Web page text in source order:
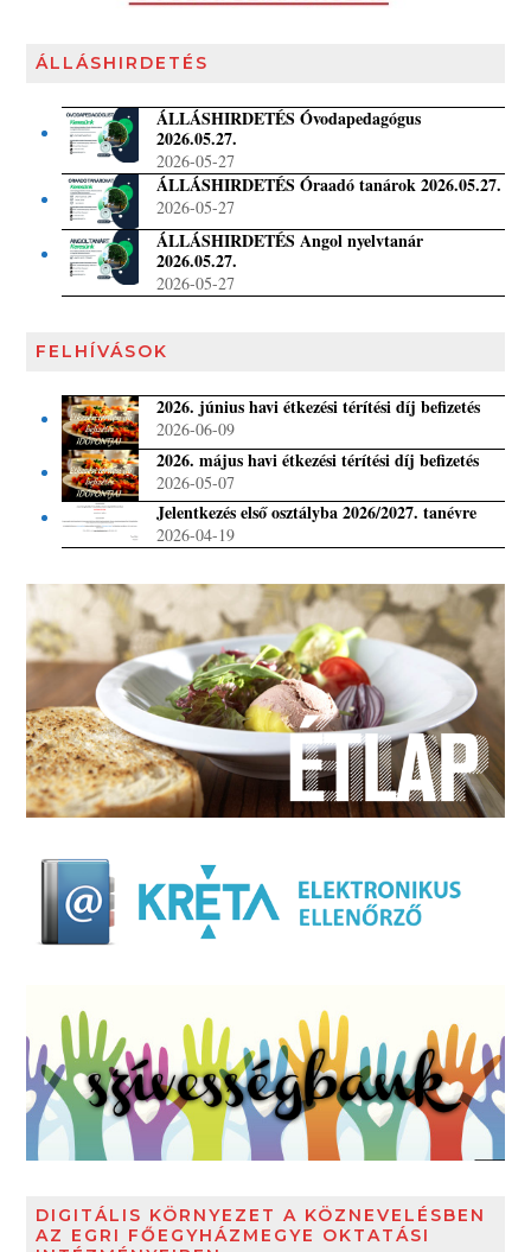
ÁLLÁSHIRDETÉS
ÁLLÁSHIRDETÉS Óvodapedagógus
2026.05.27.
2026-05-27
ÁLLÁSHIRDETÉS Óraadó tanárok 2026.05.27.
2026-05-27
ÁLLÁSHIRDETÉS Angol nyelvtanár
2026.05.27.
2026-05-27
FELHÍVÁSOK
2026. június havi étkezési térítési díj befizetés
2026-06-09
2026. május havi étkezési térítési díj befizetés
2026-05-07
Jelentkezés első osztályba 2026/2027. tanévre
2026-04-19
DIGITÁLIS KÖRNYEZET A KÖZNEVELÉSBEN
AZ EGRI FŐEGYHÁZMEGYE OKTATÁSI